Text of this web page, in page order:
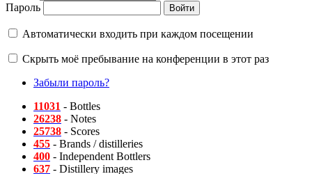
Пароль
Автоматически входить при каждом посещении
Скрыть моё пребывание на конференции в этот раз
Забыли пароль?
11031 - Bottles
26238 - Notes
25738 - Scores
455 - Brands / distilleries
400 - Independent Bottlers
637 - Distillery images